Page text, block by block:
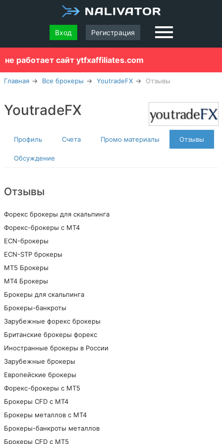
Вход Регистрация
не работает сайт ytfxaffiliates.com
Главная Все брокеры YoutradeFX Отзывы
YoutradeFX
Профиль Счета Промо материалы Отзывы
Обсуждение
Отзывы
Форекс брокеры для скальпинга
Форекс-брокеры с MT4
ECN-брокеры
ECN-STP брокеры
МТ5 Брокеры
МТ4 Брокеры
Брокеры для скальпинга
Брокеры-банкроты
Зарубежные форекс брокеры
Британские брокеры форекс
Иностранные брокеры в России
Зарубежные брокеры
Европейские брокеры
Форекс-брокеры с MT5
Брокеры CFD с МТ4
Брокеры металлов с МТ4
Брокеры-банкроты металлов
Брокеры CFD с МТ5